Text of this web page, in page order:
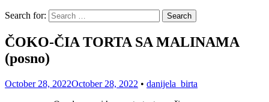
Search for:
ČOKO-ČIA TORTA SA MALINAMA
(posno)
October 28, 2022October 28, 2022 • danijela_birta